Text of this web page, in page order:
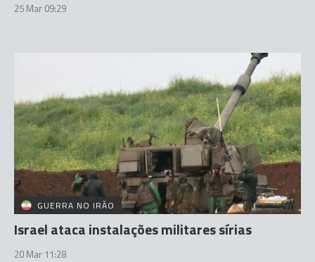
25 Mar 09:29
GUERRA NO IRÃO
Israel ataca instalações militares sírias
20 Mar 11:28